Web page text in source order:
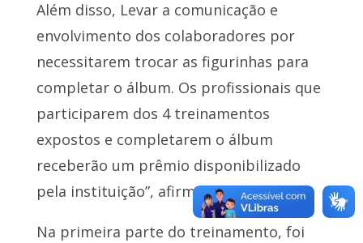
Além disso, Levar a comunicação e
envolvimento dos colaboradores por
necessitarem trocar as figurinhas para
completar o álbum. Os profissionais que
participarem dos 4 treinamentos
expostos e completarem o álbum
receberão um prêmio disponibilizado
pela instituição”, afirmou.
Na primeira parte do treinamento, foi